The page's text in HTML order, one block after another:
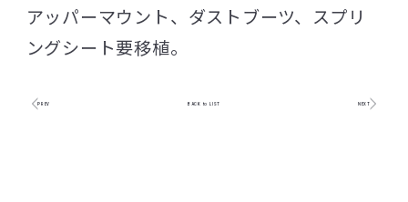
アッパーマウント、ダストブーツ、スプリ
ングシート要移植。
PREV BACK to LIST NEXT